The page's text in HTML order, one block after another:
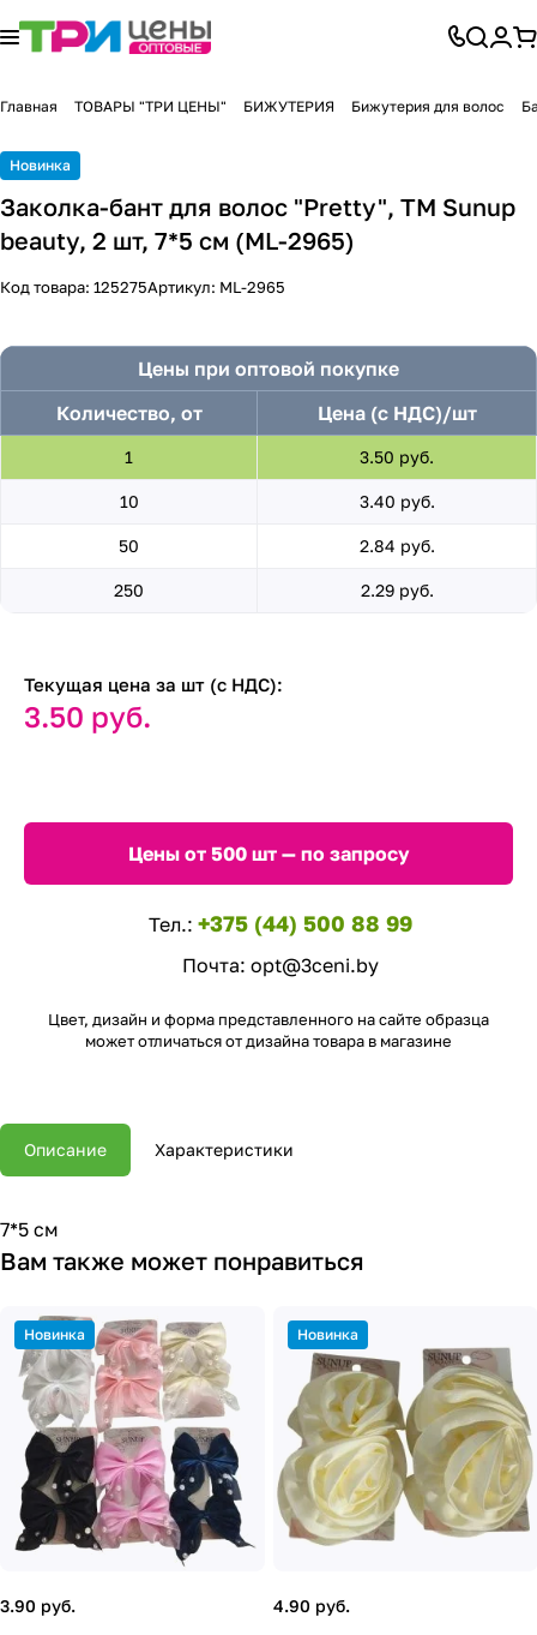
Главная ТОВАРЫ "ТРИ ЦЕНЫ" БИЖУТЕРИЯ Бижутерия для волос
Новинка
Заколка-бант для волос "Pretty", ТМ Sunup
beauty, 2 шт, 7*5 см (ML-2965)
Код товара: 125275Артикул: ML-2965
Цены при оптовой покупке
Количество, от
Цена (с НДС)/шт
1 3.50 руб.
10 3.40 руб.
50 2.84 руб.
250 2.29 руб.
Текущая цена за шт (с НДС):
3.50 руб.
Цены от 500 шт — по запросу
Тел.: +375 (44) 500 88 99
Почта: opt@3ceni.by
Цвет, дизайн и форма представленного на сайте образца
может отличаться от дизайна товара в магазине
Описание Характеристики
7*5 см
Вам также может понравиться
Новинка
3.90 руб.
Новинка
4.90 руб.